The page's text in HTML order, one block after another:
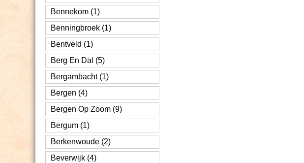
Bennekom (1)
Benningbroek (1)
Bentveld (1)
Berg En Dal (5)
Bergambacht (1)
Bergen (4)
Bergen Op Zoom (9)
Bergum (1)
Berkenwoude (2)
Beverwijk (4)